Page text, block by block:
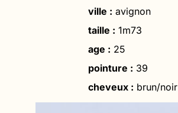
ville : avignon
taille : 1m73
age : 25
pointure : 39
cheveux : brun/noir